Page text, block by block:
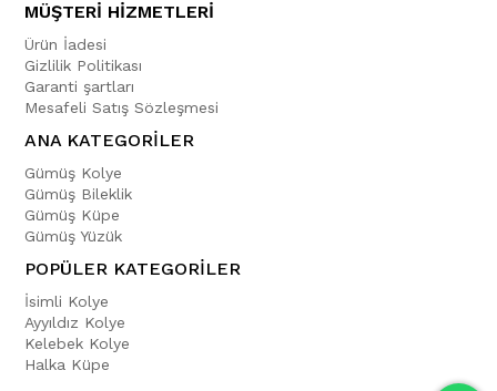
MÜŞTERİ HİZMETLERİ
Ürün İadesi
Gizlilik Politikası
Garanti şartları
Mesafeli Satış Sözleşmesi
ANA KATEGORİLER
Gümüş Kolye
Gümüş Bileklik
Gümüş Küpe
Gümüş Yüzük
POPÜLER KATEGORİLER
İsimli Kolye
Ayyıldız Kolye
Kelebek Kolye
Halka Küpe